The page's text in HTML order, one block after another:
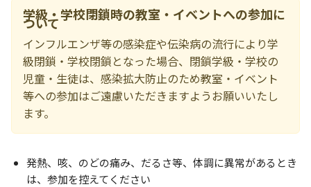
管理施設
教室・イベントからのお知らせ
浜松市民スポーツ祭
お知らせ
浜松スポーツ協会に関する
お問い合わせはこちら
学級・学校閉鎖時の教室・イベントへの参加に
ついて
インフルエンザ等の感染症や伝染病の流行により学
級閉鎖・学校閉鎖となった場合、閉鎖学級・学校の
児童・生徒は、感染拡大防止のため教室・イベント
等への参加はご遠慮いただきますようお願いいたし
ます。
発熱、咳、のどの痛み、だるさ等、体調に異常があるとき
は、参加を控えてください